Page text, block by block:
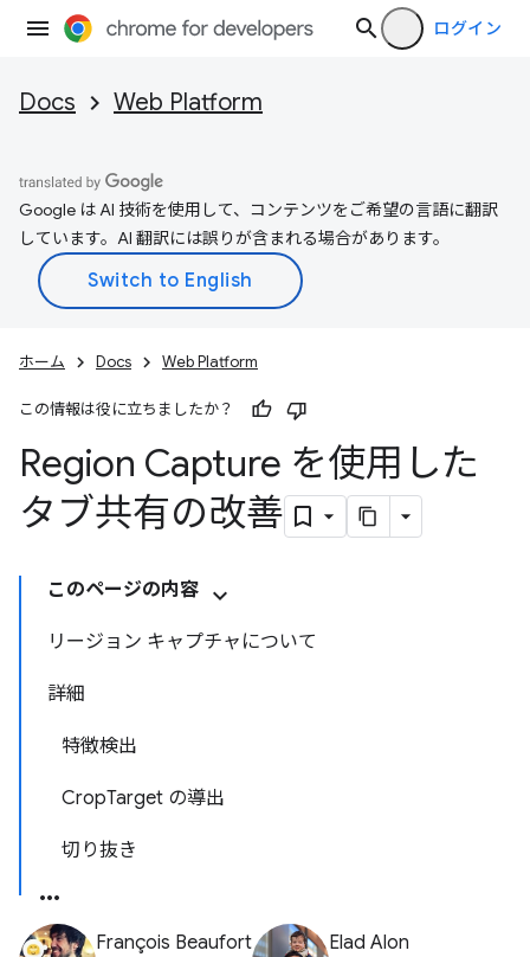
ログイン
Docs Web Platform
Google は AI 技術を使用して、コンテンツをご希望の言語に翻訳
しています。AI 翻訳には誤りが含まれる場合があります。
ホーム Docs Web Platform
この情報は役に立ちましたか？
Region Capture を使用した
タブ共有の改善
このページの内容
リージョン キャプチャについて
詳細
特徴検出
CropTarget の導出
切り抜き
François Beaufort Elad Alon